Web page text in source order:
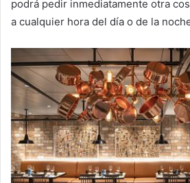
podrá pedir inmediatamente otra
a cualquier hora del día o de la